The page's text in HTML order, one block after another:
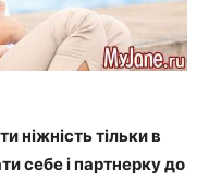
ніжність тільки в
себе і партнерку до